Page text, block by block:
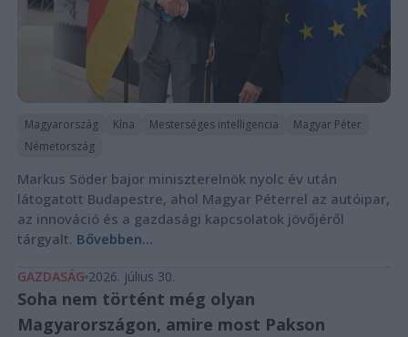
Magyarország Kína Mesterséges intelligencia
Magyar Péter
Németország
Markus Söder bajor miniszterelnök nyolc év után
látogatott Budapestre, ahol Magyar Péterrel az autóipar,
az innováció és a gazdasági kapcsolatok jövőjéről
tárgyalt. Bővebben...
GAZDASÁG 2026. július 30.
Soha nem történt még olyan
Magyarországon, amire most Pakson